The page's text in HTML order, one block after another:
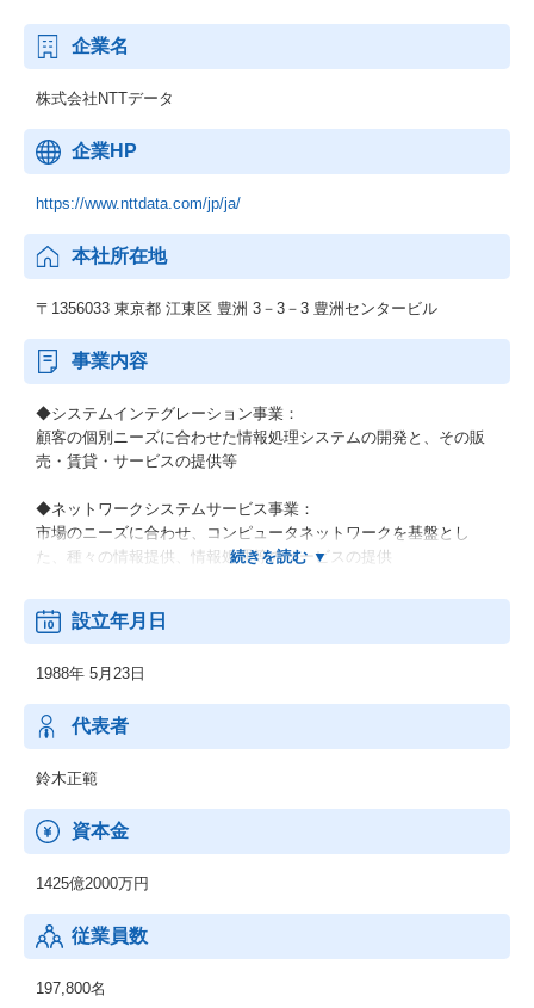
企業名
株式会社NTTデータ
企業HP
https://www.nttdata.com/jp/ja/
本社所在地
〒1356033 東京都 江東区 豊洲 3－3－3 豊洲センタービル
事業内容
◆システムインテグレーション事業：
顧客の個別ニーズに合わせた情報処理システムの開発と、その販
売・賃貸・サービスの提供等
◆ネットワークシステムサービス事業：
市場のニーズに合わせ、コンピュータネットワークを基盤とし
た、種々の情報提供、情報処理等のサービスの提供
◆その他の事業：
顧客の経営上の問題点に係わる調査・分析、情報処理システムの
設立年月日
1988年 5月23日
代表者
鈴木正範
資本金
1425億2000万円
従業員数
197,800名